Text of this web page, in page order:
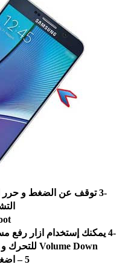
-3 ﺗﻮﻗﻒ ﻋﻦ ﺍﻟﻀﻐﻂ ﻭ ﺣﺮﺭ
Boot .
Volume Down ﻟﻠﺘﺤﺮﻙ ﻭ ﺯﺭ ﺍﻟﺒﺎﻭﺭ Power ﻟﻺﺧﺘﻴﺎﺭ .